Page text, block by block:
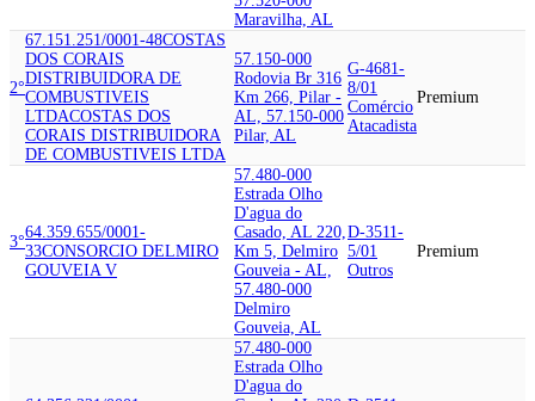
Maravilha, AL
2°
67.151.251/0001-48COSTAS
DOS CORAIS
DISTRIBUIDORA DE
COMBUSTIVEIS
LTDACOSTAS DOS
CORAIS DISTRIBUIDORA
DE COMBUSTIVEIS LTDA
57.150-000
Rodovia Br 316
Km 266, Pilar -
AL, 57.150-000
Pilar, AL
G-4681-
8/01
Comércio
Atacadista
Premium
3°
64.359.655/0001-
33CONSORCIO DELMIRO
GOUVEIA V
57.480-000
Estrada Olho
D'agua do
Casado, AL 220,
Km 5, Delmiro
Gouveia - AL,
57.480-000
Delmiro
Gouveia, AL
D-3511-
5/01
Outros
Premium
57.480-000
Estrada Olho
D'agua do